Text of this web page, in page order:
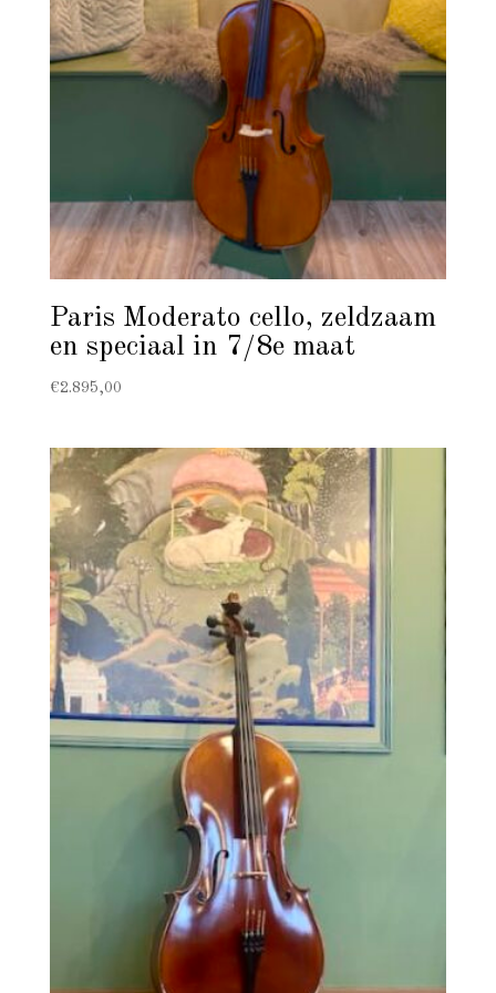
Paris Moderato cello, zeldzaam
en speciaal in 7/8e maat
€2.895,00